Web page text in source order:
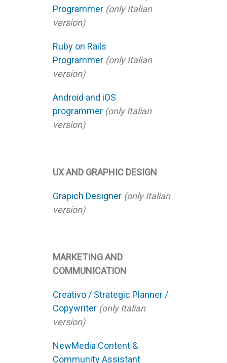
Programmer (only Italian
version)
Ruby on Rails
Programmer (only Italian
version)
Android and iOS
programmer (only Italian
version)
UX AND GRAPHIC DESIGN
Grapich Designer (only Italian
version)
MARKETING AND
COMMUNICATION
Creativo / Strategic Planner /
Copywriter (only Italian
version)
NewMedia Content &
Community Assistant